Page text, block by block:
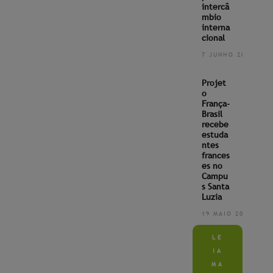
intercâ
mbio
interna
cional
7 JUNHO 2022
Projet
o
França-
Brasil
recebe
estuda
ntes
frances
es no
Campu
s Santa
Luzia
19 MAIO 2022
LE
IA
MA